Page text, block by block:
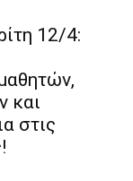
12/4:
και
στις